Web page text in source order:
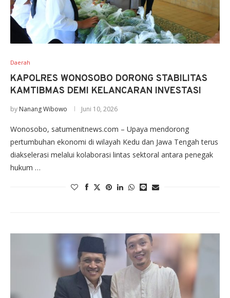
Daerah
KAPOLRES WONOSOBO DORONG STABILITAS
KAMTIBMAS DEMI KELANCARAN INVESTASI
by Nanang Wibowo Juni 10, 2026
Wonosobo, satumenitnews.com – Upaya mendorong
pertumbuhan ekonomi di wilayah Kedu dan Jawa Tengah terus
diakselerasi melalui kolaborasi lintas sektoral antara penegak
hukum …